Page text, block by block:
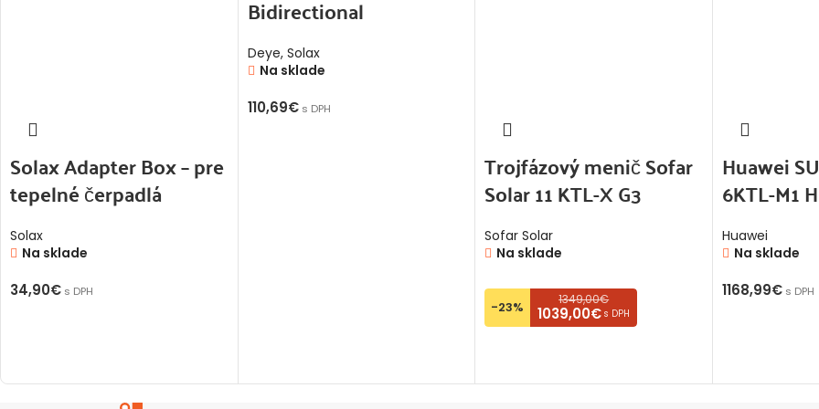
Solax Adapter Box – pre
tepelné čerpadlá
Solax
Na sklade
34,90€ s DPH
Bidirectional
Deye, Solax
Na sklade
110,69€s DPH
Trojfázový menič Sofar
Solar 11 KTL-X G3
Sofar Solar
Na sklade
-23% 1349,00€
1039,00€ s DPH
Huawei
6KTL-M1
Huawei
Na sklade
1168,99€s DPH